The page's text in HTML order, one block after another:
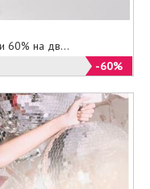
60% на дв...
-60%